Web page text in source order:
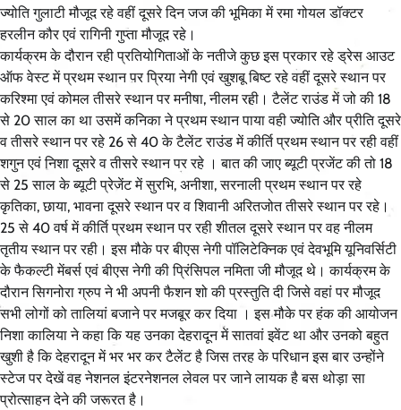
ज्योति गुलाटी मौजूद रहे वहीं दूसरे दिन जज की भूमिका में रमा गोयल डॉक्टर
हरलीन कौर एवं रागिनी गुप्ता मौजूद रहे।
कार्यक्रम के दौरान रही प्रतियोगिताओं के नतीजे कुछ इस प्रकार रहे ड्रेस आउट
ऑफ वेस्ट में प्रथम स्थान पर प्रिया नेगी एवं खुशबू बिष्ट रहे वहीं दूसरे स्थान पर
करिश्मा एवं कोमल तीसरे स्थान पर मनीषा, नीलम रही। टैलेंट राउंड में जो की 18
से 20 साल का था उसमें कनिका ने प्रथम स्थान पाया वही ज्योति और प्रीति दूसरे
व तीसरे स्थान पर रहे 26 से 40 के टैलेंट राउंड में कीर्ति प्रथम स्थान पर रही वहीं
शगुन एवं निशा दूसरे व तीसरे स्थान पर रहे । बात की जाए ब्यूटी प्रजेंट की तो 18
से 25 साल के ब्यूटी प्रेजेंट में सुरभि, अनीशा, सरनाली प्रथम स्थान पर रहे
कृतिका, छाया, भावना दूसरे स्थान पर व शिवानी अरितजोत तीसरे स्थान पर रहे।
25 से 40 वर्ष में कीर्ति प्रथम स्थान पर रही शीतल दूसरे स्थान पर वह नीलम
तृतीय स्थान पर रही। इस मौके पर बीएस नेगी पॉलिटेक्निक एवं देवभूमि यूनिवर्सिटी
के फैकल्टी मेंबर्स एवं बीएस नेगी की प्रिंसिपल नमिता जी मौजूद थे। कार्यक्रम के
दौरान सिगनोरा ग्रुप ने भी अपनी फैशन शो की प्रस्तुति दी जिसे वहां पर मौजूद
सभी लोगों को तालियां बजाने पर मजबूर कर दिया । इस मौके पर हंक की आयोजन
निशा कालिया ने कहा कि यह उनका देहरादून में सातवां इवेंट था और उनको बहुत
खुशी है कि देहरादून में भर भर कर टैलेंट है जिस तरह के परिधान इस बार उन्होंने
स्टेज पर देखें वह नेशनल इंटरनेशनल लेवल पर जाने लायक है बस थोड़ा सा
प्रोत्साहन देने की जरूरत है।